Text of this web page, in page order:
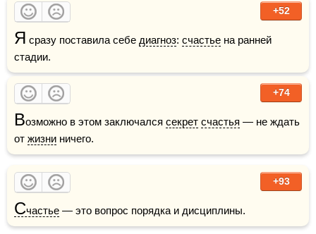
+52
Я сразу поставила себе диагноз: счастье на ранней
стадии.
+74
Возможно в этом заключался секрет счастья — не ждать
от жизни ничего.
+93
Счастье — это вопрос порядка и дисциплины.